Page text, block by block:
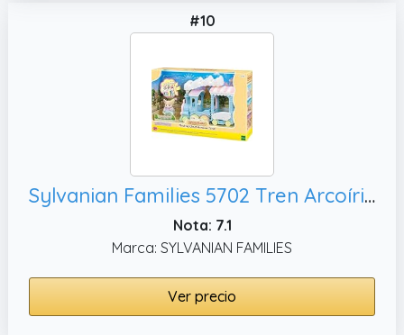
#10
Sylvanian Families 5702 Tren Arcoíris de las Nubes - Casa de muñecas
Nota: 7.1
Marca: SYLVANIAN FAMILIES
Ver precio